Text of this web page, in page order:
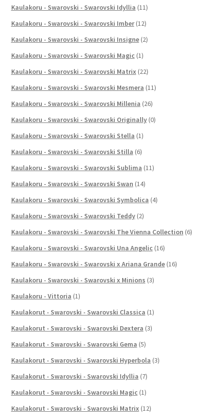
Kaulakoru - Swarovski - Swarovski Idyllia (11)
Kaulakoru - Swarovski - Swarovski Imber (12)
Kaulakoru - Swarovski - Swarovski Insigne (2)
Kaulakoru - Swarovski - Swarovski Magic (1)
Kaulakoru - Swarovski - Swarovski Matrix (22)
Kaulakoru - Swarovski - Swarovski Mesmera (11)
Kaulakoru - Swarovski - Swarovski Millenia (26)
Kaulakoru - Swarovski - Swarovski Originally (0)
Kaulakoru - Swarovski - Swarovski Stella (1)
Kaulakoru - Swarovski - Swarovski Stilla (6)
Kaulakoru - Swarovski - Swarovski Sublima (11)
Kaulakoru - Swarovski - Swarovski Swan (14)
Kaulakoru - Swarovski - Swarovski Symbolica (4)
Kaulakoru - Swarovski - Swarovski Teddy (2)
Kaulakoru - Swarovski - Swarovski The Vienna Collection (6)
Kaulakoru - Swarovski - Swarovski Una Angelic (16)
Kaulakoru - Swarovski - Swarovski x Ariana Grande (16)
Kaulakoru - Swarovski - Swarovski x Minions (3)
Kaulakoru - Vittoria (1)
Kaulakorut - Swarovski - Swarovski Classica (1)
Kaulakorut - Swarovski - Swarovski Dextera (3)
Kaulakorut - Swarovski - Swarovski Gema (5)
Kaulakorut - Swarovski - Swarovski Hyperbola (3)
Kaulakorut - Swarovski - Swarovski Idyllia (7)
Kaulakorut - Swarovski - Swarovski Magic (1)
Kaulakorut - Swarovski - Swarovski Matrix (12)